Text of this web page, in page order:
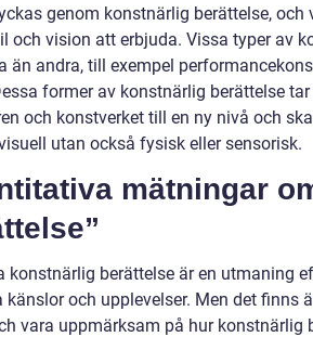
genom konstnärlig berättelse, och
och vision att erbjuda. Vissa typer av
än andra, till exempel
former av konstnärlig berättelse
och konstverket till en ny nivå och
utan också fysisk eller sensorisk.
mätningar
konstnärlig berättelse är en utmaning
känslor och upplevelser. Men det finns
vara uppmärksam på hur konstnärlig